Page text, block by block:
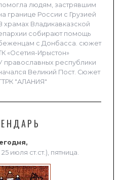
людям, застрявшим
границе России с Грузией
храмах Владикавказской
собирают помощь
с Донбасса. сюжет
«Осетия-Ирыстон»
православных республики
Великий Пост. Сюжет
"АЛАНИЯ"
июля ст.ст.), пятница.